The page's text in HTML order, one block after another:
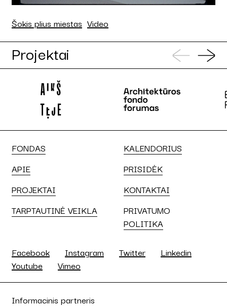
Šokis plius miestas Video
Projektai
FONDAS
APIE
PROJEKTAI
TARPTAUTINĖ VEIKLA
KALENDORIUS
PRISIDĖK
KONTAKTAI
PRIVATUMO
POLITIKA
Facebook Instagram Twitter
Linkedin
Youtube
Vimeo
Informacinis partneris